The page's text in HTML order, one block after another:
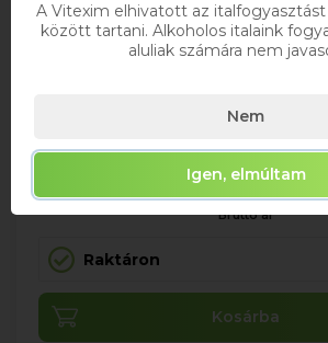
Koch Irsai Olivér 0.75l
1 688 Ft
Bruttó ár
Raktáron
Kosárba
A Vitexim elhivatott az
között tartani. Alkoholos italaink
aluliak számára nem
Nem
Igen, elmúltam